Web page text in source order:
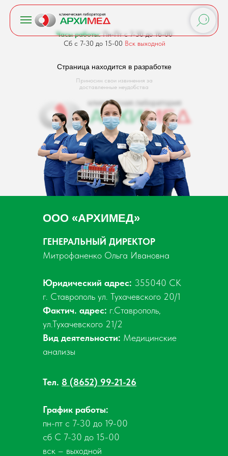
Часы работы:Пн-Пт с 7-30 до 16-00
Сб с 7-30 до 15-00 Вск выходной
Страница находится в разработке
Приносим свои извинения за
доставленные неудобства
ГЕНЕРАЛЬНЫЙ ДИРЕКТОР
Митрофаненко Ольга Ивановна
Юридический адрес: 355040 СК
г. Ставрополь ул. Тухачевского 20/1
Фактич. адрес: г.Ставрополь,
ул.Тухачевского 21/2
Вид деятельности: Медицинские
анализы
Тел. 8 (8652) 99-21-26
График работы:
пн-пт с 7-30 до 19-00
сб С 7-30 до 15-00
вск – выходной
ООО «АРХИМЕД»